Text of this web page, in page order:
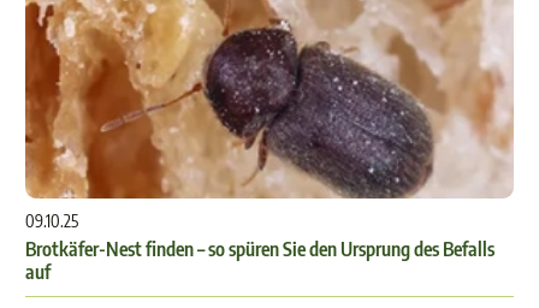
09.10.25
Brotkäfer-Nest finden – so spüren Sie den Ursprung des Befalls
auf